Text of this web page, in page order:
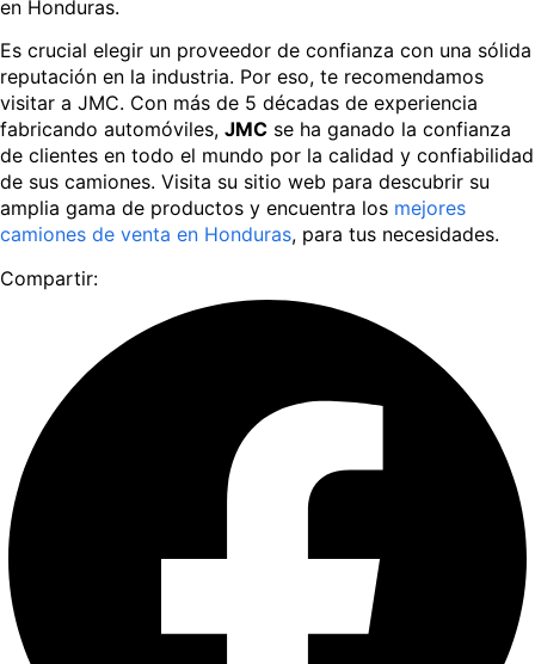
en Honduras.
Es crucial elegir un proveedor de confianza con una sólida
reputación en la industria. Por eso, te recomendamos
visitar a JMC. Con más de 5 décadas de experiencia
fabricando automóviles, JMC se ha ganado la confianza
de clientes en todo el mundo por la calidad y confiabilidad
de sus camiones. Visita su sitio web para descubrir su
amplia gama de productos y encuentra los mejores
camiones de venta en Honduras, para tus necesidades.
Compartir: